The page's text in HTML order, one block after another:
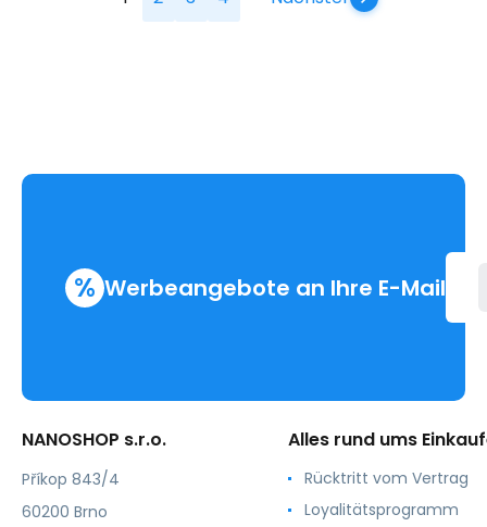
% Werbeangebote an Ihre E-Mail
NANOSHOP s.r.o.
Příkop 843/4
60200 Brno
Alles rund ums
Rücktritt vom Vertrag
Loyalitätsprogramm